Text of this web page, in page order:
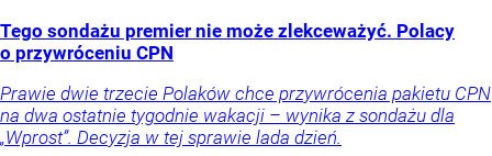
Tego sondażu premier nie może zlekceważyć. Polacy
o przywróceniu CPN
Prawie dwie trzecie Polaków chce przywrócenia pakietu CPN
na dwa ostatnie tygodnie wakacji – wynika z sondażu dla
„Wprost”. Decyzja w tej sprawie lada dzień.